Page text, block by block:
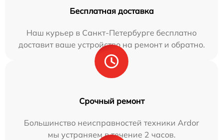
Бесплатная доставка
Наш курьер в Санкт-Петербурге бесплатно
доставит ваше устройство на ремонт и обратно.
Срочный ремонт
Большинство неисправностей техники Ardor
мы устраняем в течение 2 часов.